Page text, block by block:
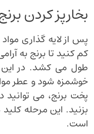
بخارپز کردن
پس از لایه گذاری
طول می کشد. در این
خوشمزه شود و عطر
پخت برنج، می توانید
بزنید. این مرحله
است.